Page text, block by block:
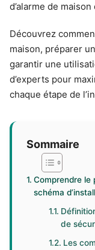
d’alarme de
Découvrez
maison, préparer
garantir une
d’experts pour
chaque étape de
Sommaire
Comprendre le
schéma
de
Les